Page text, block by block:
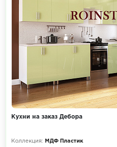
Кухни на заказ Дебора
Коллекция:
МДФ Пластик